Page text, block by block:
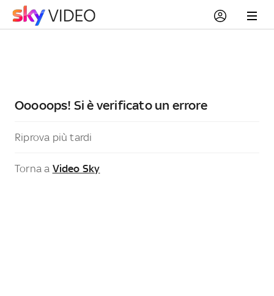
Ooooops! Si è verificato un errore
Riprova più tardi
Torna a Video Sky